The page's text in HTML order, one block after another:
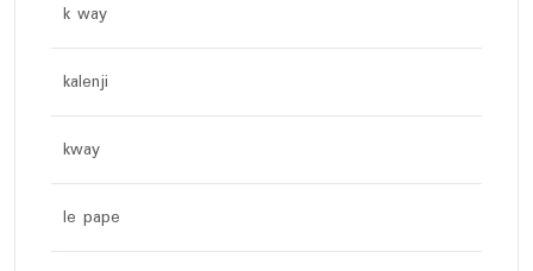
k way
kalenji
kway
le pape